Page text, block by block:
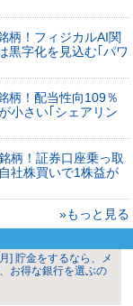
柄！フィジカルAI関
黒字化を見込む｢パワ
柄！配当性向109％
小さい｢シェアリン
柄！証券口座乗っ取
社株買いで1株益が
»もっと見る
] 貯金をするなら、メ
お得な銀行を選ぶの